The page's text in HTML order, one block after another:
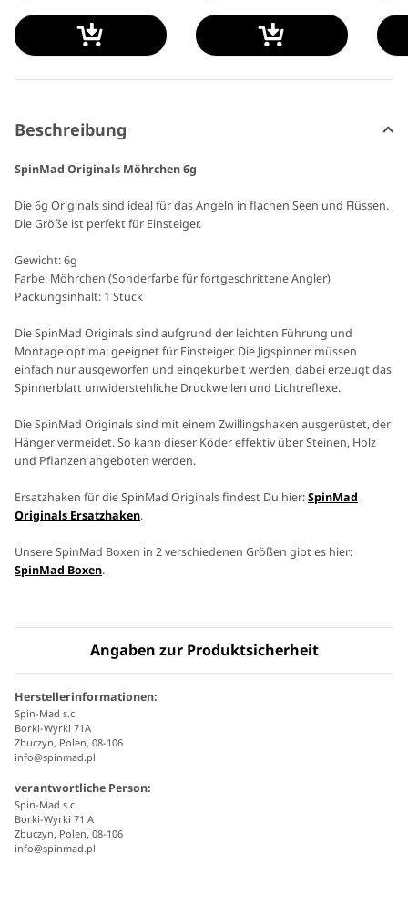
Beschreibung
SpinMad Originals Möhrchen 6g
Die 6g Originals sind ideal für das Angeln in flachen Seen und Flüssen.
Die Größe ist perfekt für Einsteiger.
Gewicht: 6g
Farbe: Möhrchen (Sonderfarbe für fortgeschrittene Angler)
Packungsinhalt: 1 Stück
Die SpinMad Originals sind aufgrund der leichten Führung und
Montage optimal geeignet für Einsteiger. Die Jigspinner müssen
einfach nur ausgeworfen und eingekurbelt werden, dabei erzeugt das
Spinnerblatt unwiderstehliche Druckwellen und Lichtreflexe.
Die SpinMad Originals sind mit einem Zwillingshaken ausgerüstet, der
Hänger vermeidet. So kann dieser Köder effektiv über Steinen, Holz
und Pflanzen angeboten werden.
Ersatzhaken für die SpinMad Originals findest Du hier:SpinMad
Originals Ersatzhaken.
Unsere SpinMad Boxen in 2 verschiedenen Größen gibt es hier:
SpinMad Boxen.
Angaben zur Produktsicherheit
Herstellerinformationen:
Spin-Mad s.c.
Borki-Wyrki 71A
Zbuczyn, Polen, 08-106
info@spinmad.pl
verantwortliche Person:
Spin-Mad s.c.
Borki-Wyrki 71 A
Zbuczyn, Polen, 08-106
info@spinmad.pl